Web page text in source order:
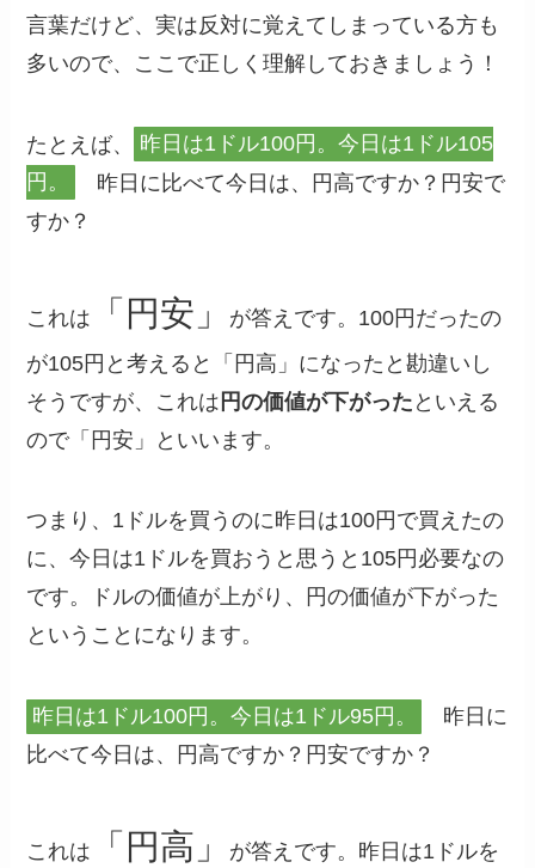
言葉だけど、実は反対に覚えてしまっている方も
多いので、ここで正しく理解しておきましょう！
たとえば、
昨日は1ドル100円。今日は1ドル105
円。
昨日に比べて今日は、円高ですか？円安で
すか？
これは 「円安」
が答えです。100円だったの
が105円と考えると「円高」になったと勘違いし
そうですが、これは 円の価値が下がった といえる
ので「円安」といいます。
つまり、1ドルを買うのに昨日は100円で買えたの
に、今日は1ドルを買おうと思うと105円必要なの
です。ドルの価値が上がり、円の価値が下がった
ということになります。
昨日は1ドル100円。今日は1ドル95円。
昨日に
比べて今日は、円高ですか？円安ですか？
これは 「円高」
が答えです。昨日は1ドルを